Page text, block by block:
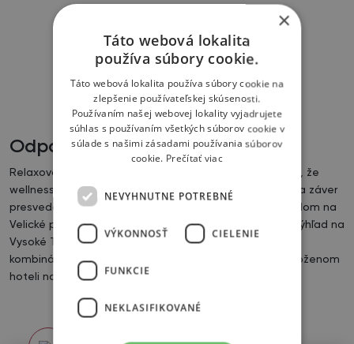
Odpočinková miestnosť
Relaxovať možno aj pohľadom na niečo krásne. O tom, že
wellness v Sliezskom dome je kvalitným relaxom, vás na záver
presvedčí odpočinok v priestoroch s jedinečným výhľadom na
Velické pleso, okolité štíty a vodopád. Panoramatický výhľad na
Vysoké Tatry a príjemný pocit po wellness sú ideálnou
kombináciou, ako zavŕšiť akýkoľvek deň v najvyššie položenom
hoteli na Slovensku.
×
Táto webová lokalita
používa súbory cookie.
Táto webová lokalita používa súbory cookie na
zlepšenie používateľskej skúsenosti.
Používaním našej webovej lokality vyjadrujete
súhlas s používaním všetkých súborov cookie v
súlade s našimi zásadami používania súborov
cookie. Prečítať viac
NEVYHNUTNE POTREBNÉ
VÝKONNOSŤ CIELENIE
FUNKCIE
NEKLASIFIKOVANÉ